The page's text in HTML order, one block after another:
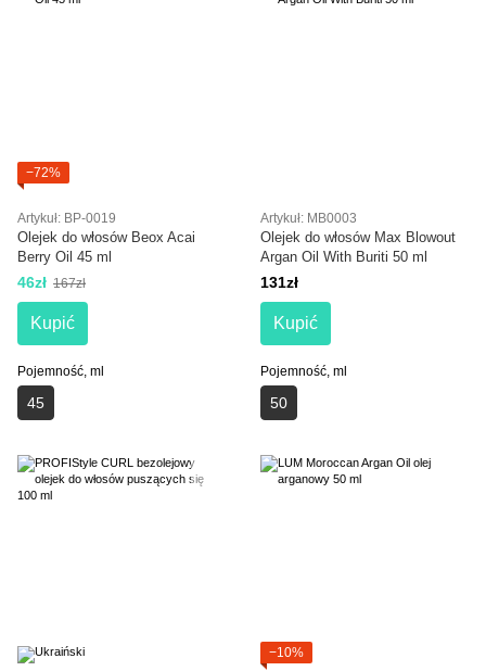
−72%
Artykuł: BP-0019
Olejek do włosów Beox Acai
Berry Oil 45 ml
46zł 167zł
Kupić
Pojemność, ml
45
Artykuł: MB0003
Olejek do włosów Max Blowout
Argan Oil With Buriti 50 ml
131zł
Kupić
Pojemność, ml
50
−10%